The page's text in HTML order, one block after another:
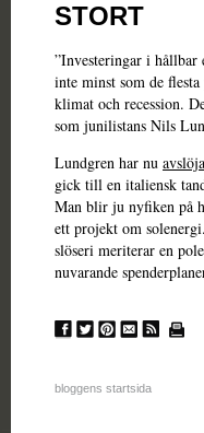
STORT
”Investeringar i hållbar
inte minst som de
klimat och recession.
som junilistans Nils
Lundgren har nu
gick till en italiensk
Man blir ju nyfiken på
ett projekt om
slöseri meriterar en
nuvarande
bloggens startsida